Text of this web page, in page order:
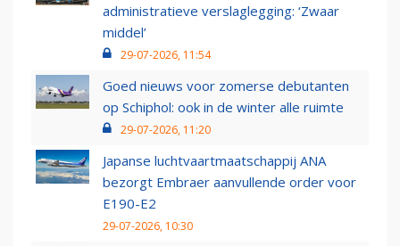
administratieve verslaglegging: ‘Zwaar
middel’
29-07-2026, 11:54
Goed nieuws voor zomerse debutanten
op Schiphol: ook in de winter alle ruimte
29-07-2026, 11:20
Japanse luchtvaartmaatschappij ANA
bezorgt Embraer aanvullende order voor
E190-E2
29-07-2026, 10:30